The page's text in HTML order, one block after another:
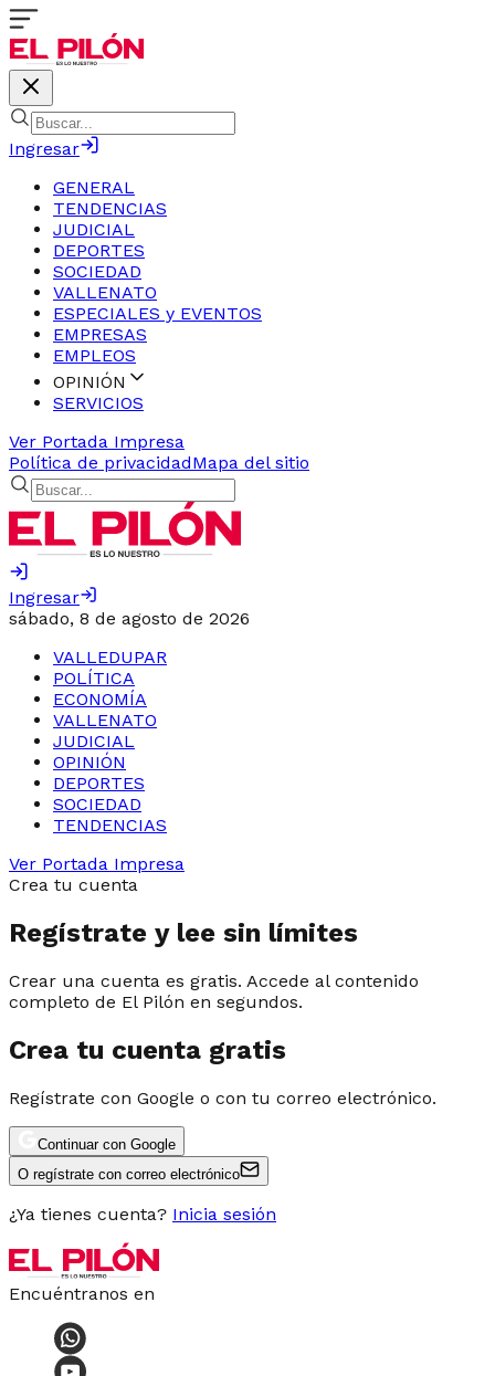
Ingresar
GENERAL
TENDENCIAS
JUDICIAL
DEPORTES
SOCIEDAD
VALLENATO
ESPECIALES y EVENTOS
EMPRESAS
EMPLEOS
OPINIÓN
SERVICIOS
Ver Portada Impresa
Política de privacidadMapa del sitio
Ingresar
sábado, 8 de agosto de 2026
VALLEDUPAR
POLÍTICA
ECONOMÍA
VALLENATO
JUDICIAL
OPINIÓN
DEPORTES
SOCIEDAD
TENDENCIAS
Ver Portada Impresa
Crea tu cuenta
Regístrate y lee sin límites
Crear una cuenta es gratis. Accede al contenido
completo de El Pilón en segundos.
Crea tu cuenta gratis
Regístrate con Google o con tu correo electrónico.
Continuar con Google
O regístrate con correo electrónico
¿Ya tienes cuenta? Inicia sesión
Encuéntranos en